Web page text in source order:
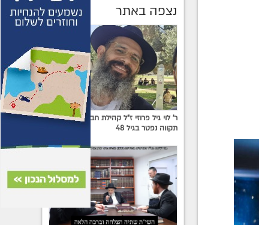
נצפה באתר
ר' לוי גיל פרוזי ז"ל קהילת חב"ד בפתח
תקווה נפטר בגיל 48